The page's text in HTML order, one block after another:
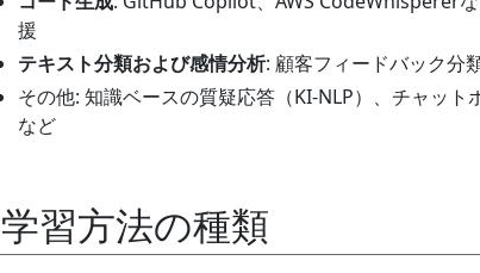
援
テキスト分類および感情分析: 顧客フィードバック分
その他: 知識ベースの質疑応答（KI-NLP）、チャッ
など
学習方法の種類